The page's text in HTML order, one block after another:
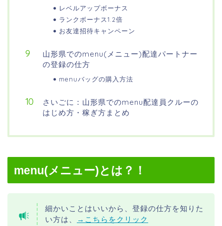
レベルアップボーナス
ランクボーナス1.2倍
お友達招待キャンペーン
山形県でのmenu(メニュー)配達パートナー
の登録の仕方
menuバッグの購入方法
さいごに：山形県でのmenu配達員クルーの
はじめ方・稼ぎ方まとめ
menu(メニュー)とは？！
細かいことはいいから、登録の仕方を知りた
い方は、
→こちらをクリック